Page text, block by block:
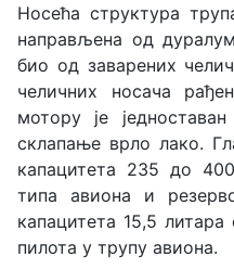
Носећа структура
направљена од
био од заварених
челичних носача
мотору је
склапање врло лако.
капацитета 235 до
типа авиона и
капацитета 15,5
пилота у трупу авиона.